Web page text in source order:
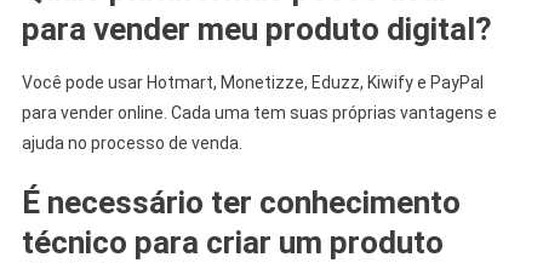
para vender meu produto digital?
Você pode usar Hotmart, Monetizze, Eduzz, Kiwify e PayPal
para vender online. Cada uma tem suas próprias vantagens e
ajuda no processo de venda.
É necessário ter conhecimento
técnico para criar um produto